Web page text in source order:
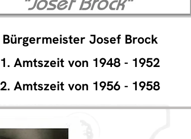
Bürgermeister Josef Brock
1. Amtszeit von 1948 - 1952
2. Amtszeit von 1956 - 1958